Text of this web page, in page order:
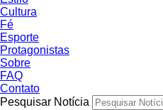
Cultura
Fé
Esporte
Protagonistas
Sobre
FAQ
Contato
Pesquisar Notícia